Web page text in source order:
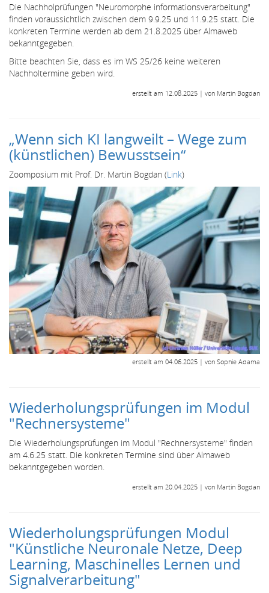
Die Nachholprüfungen "Neuromorphe informationsverarbeitung"
finden voraussichtlich zwischen dem 9.9.25 und 11.9.25 statt. Die
konkreten Termine werden ab dem 21.8.2025 über Almaweb
bekanntgegeben.
Bitte beachten Sie, dass es im WS 25/26 keine weiteren
Nachholtermine geben wird.
erstellt am 12.08.2025 | von Martin Bogdan
„Wenn sich KI langweilt – Wege zum
(künstlichen) Bewusstsein“
Zoomposium mit Prof. Dr. Martin Bogdan (Link)
erstellt am 04.06.2025 | von Sophie Adama
Wiederholungsprüfungen im Modul
"Rechnersysteme"
Die Wiederholungsprüfungen im Modul "Rechnersysteme" finden
am 4.6.25 statt. Die konkreten Termine sind über Almaweb
bekanntgegeben worden.
erstellt am 20.04.2025 | von Martin Bogdan
Wiederholungsprüfungen Modul
"Künstliche Neuronale Netze, Deep
Learning, Maschinelles Lernen und
Signalverarbeitung"